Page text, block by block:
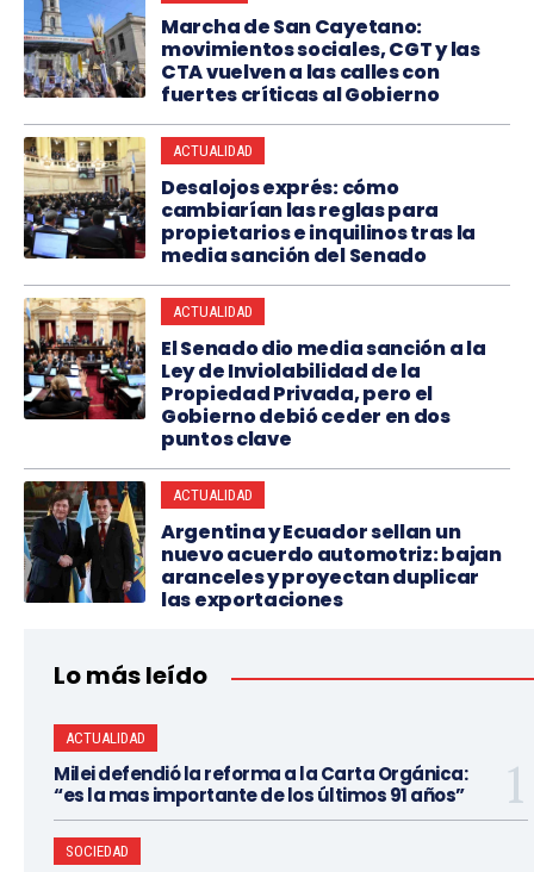
Marcha de San Cayetano:
movimientos sociales, CGT y las
CTA vuelven a las calles con
fuertes críticas al Gobierno
ACTUALIDAD
Desalojos exprés: cómo
cambiarían las reglas para
propietarios e inquilinos tras la
media sanción del Senado
ACTUALIDAD
El Senado dio media sanción a la
Ley de Inviolabilidad de la
Propiedad Privada, pero el
Gobierno debió ceder en dos
puntos clave
ACTUALIDAD
Argentina y Ecuador sellan un
nuevo acuerdo automotriz: bajan
aranceles y proyectan duplicar
las exportaciones
Lo más leído
ACTUALIDAD
Milei defendió la reforma a la Carta Orgánica:
“es la mas importante de los últimos 91 años”
SOCIEDAD